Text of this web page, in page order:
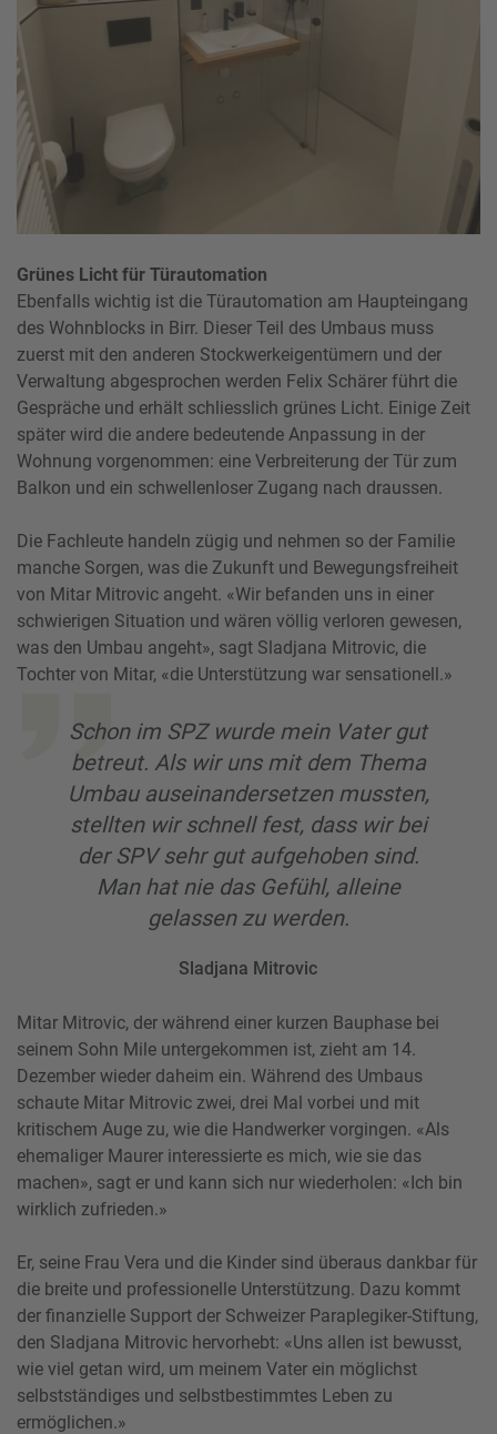
Grünes Licht für Türautomation
Ebenfalls wichtig ist die Türautomation am Haupteingang
des Wohnblocks in Birr. Dieser Teil des Umbaus muss
zuerst mit den anderen Stockwerkeigentümern und der
Verwaltung abgesprochen werden Felix Schärer führt die
Gespräche und erhält schliesslich grünes Licht. Einige Zeit
später wird die andere bedeutende Anpassung in der
Wohnung vorgenommen: eine Verbreiterung der Tür zum
Balkon und ein schwellenloser Zugang nach draussen.
Die Fachleute handeln zügig und nehmen so der Familie
manche Sorgen, was die Zukunft und Bewegungsfreiheit
von Mitar Mitrovic angeht. «Wir befanden uns in einer
schwierigen Situation und wären völlig verloren gewesen,
was den Umbau angeht», sagt Sladjana Mitrovic, die
Tochter von Mitar, «die Unterstützung war sensationell.»
Schon im SPZ wurde mein Vater gut
betreut. Als wir uns mit dem Thema
Umbau auseinandersetzen mussten,
stellten wir schnell fest, dass wir bei
der SPV sehr gut aufgehoben sind.
Man hat nie das Gefühl, alleine
gelassen zu werden.
Sladjana Mitrovic
Mitar Mitrovic, der während einer kurzen Bauphase bei
seinem Sohn Mile untergekommen ist, zieht am 14.
Dezember wieder daheim ein. Während des Umbaus
schaute Mitar Mitrovic zwei, drei Mal vorbei und mit
kritischem Auge zu, wie die Handwerker vorgingen. «Als
ehemaliger Maurer interessierte es mich, wie sie das
machen», sagt er und kann sich nur wiederholen: «Ich bin
wirklich zufrieden.»
Er, seine Frau Vera und die Kinder sind überaus dankbar für
die breite und professionelle Unterstützung. Dazu kommt
der finanzielle Support der Schweizer Paraplegiker-Stiftung,
den Sladjana Mitrovic hervorhebt: «Uns allen ist bewusst,
wie viel getan wird, um meinem Vater ein möglichst
selbstständiges und selbstbestimmtes Leben zu
ermöglichen.»